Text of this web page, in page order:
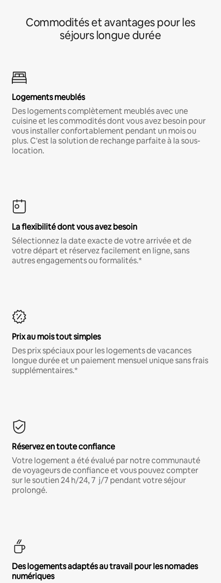
Commodités et avantages pour les
séjours longue durée
Logements meublés
Des logements complètement meublés avec une
cuisine et les commodités dont vous avez besoin pour
vous installer confortablement pendant un mois ou
plus. C'est la solution de rechange parfaite à la sous-
location.
La flexibilité dont vous avez besoin
Sélectionnez la date exacte de votre arrivée et de
votre départ et réservez facilement en ligne, sans
autres engagements ou formalités.*
Prix au mois tout simples
Des prix spéciaux pour les logements de vacances
longue durée et un paiement mensuel unique sans frais
supplémentaires.*
Réservez en toute confiance
Votre logement a été évalué par notre communauté
de voyageurs de confiance et vous pouvez compter
sur le soutien 24 h/24, 7 j/7 pendant votre séjour
prolongé.
Des logements adaptés au travail pour les nomades
numériques